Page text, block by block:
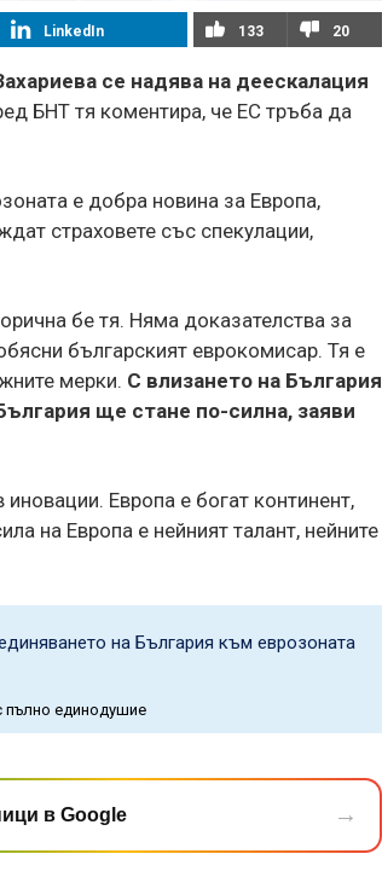
LinkedIn 133 20
се надява на деескалация
БНТ тя коментира, че ЕС тръба да
е добра новина за Европа,
страховете със спекулации,
бе тя. Няма доказателства за
българският еврокомисар. Тя е
мерки. С влизането на България
ще стане по-силна, заяви
Европа е богат континент,
на Европа е нейният талант, нейните
на България към еврозоната
пълно единодушие
в Google →
Акрам Бурас може да
отсъства дълго от
Христо Янев вече е
Левски - Кайрат може да
евромач на "Герена" в